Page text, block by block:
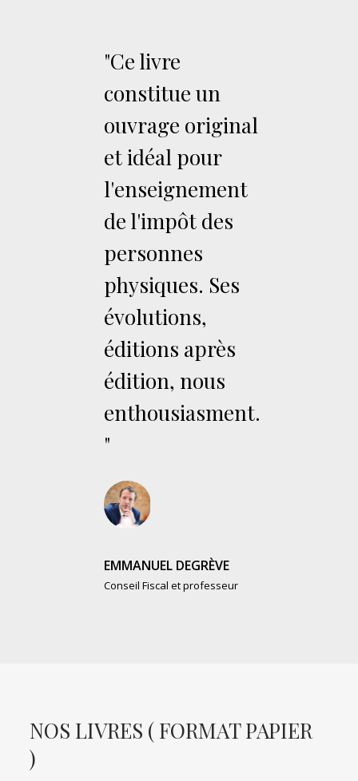
"Ce livre
constitue un
ouvrage original
et idéal pour
l'enseignement
de l'impôt des
personnes
physiques. Ses
évolutions,
éditions après
édition, nous
enthousiasment.
"
EMMANUEL DEGRÈVE
Conseil Fiscal et professeur
NOS LIVRES ( FORMAT PAPIER
)